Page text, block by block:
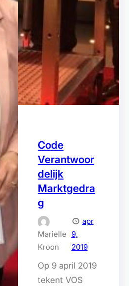
Code
Verantwoor
delijk
Marktgedra
g
Marielle
Kroon
apr
9,
2019
Op 9 april 2019
tekent VOS